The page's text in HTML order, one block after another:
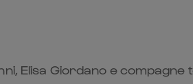
Elisa Giordano e